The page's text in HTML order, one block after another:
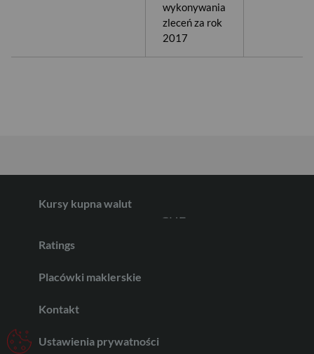
wykonywania
zleceń za rok
2017
Kursy kupna walut
USD
Ratings
Placówki maklerskie
Kontakt
Ustawienia prywatności